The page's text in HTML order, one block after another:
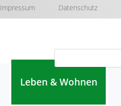
Impressum Datenschutz
Leben & Wohnen